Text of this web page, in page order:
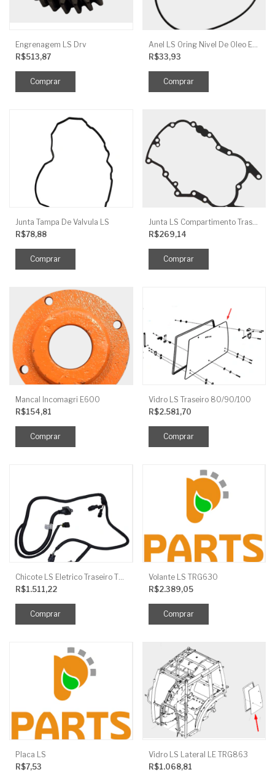
Engrenagem LS Drv
R$513,87
Anel LS Oring Nivel De Oleo EGQ125
R$33,93
Junta Tampa De Valvula LS
R$78,88
Junta LS Compartimento Traseiro EGQ155
R$269,14
Mancal Incomagri E600
R$154,81
Vidro LS Traseiro 80/90/100
R$2.581,70
R$1.511,22
Volante LS TRG630
R$2.389,05
Placa LS
R$7,53
Vidro LS Lateral LE TRG863
R$1.068,81